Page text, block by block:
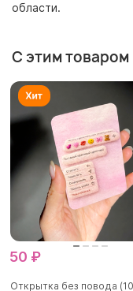
области.
С этим
50 ₽
Открытка без повода